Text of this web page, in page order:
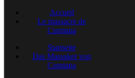
Accueil
Le massacre de
Cumiana
Startseite
Das Massaker von
Cumiana